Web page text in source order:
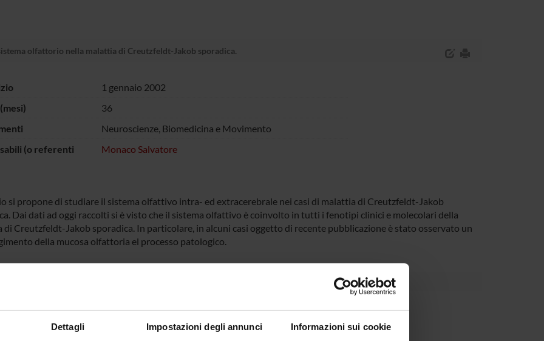
Dettagli Impostazioni degli annunci Informazioni sui cookie
olfattorio nella malattia di Creutzfeldt-Jakob sporadica.
1 gennaio 2002
36
Neuroscienze, Biomedicina e Movimento
(o referenti
Monaco Salvatore
si propone di studiare il sistema olfattivo intra- ed extracerebrale nei casi di malattia di Creutzfeldt-Jakob
Dai dati ad oggi raccolti si è visto che il sistema olfattivo è coinvolto in tutti i fenotipi clinici e molecolari della
di Creutzfeldt-Jakob sporadica. In particolare, in alcuni casi oggetto di recente pubblicazione è stato osservato un
della mucosa olfattoria el processo patologico.